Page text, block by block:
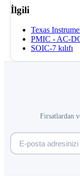
İlgili
Texas
PMIC - AC-
SOIC-7 kılıfı
Fırsatlardan